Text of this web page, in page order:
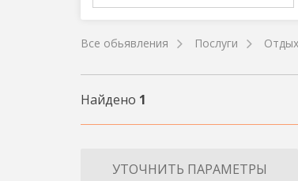
Все обьявления Послуги
Найдено 1
УТОЧНИТЬ ПАРАМЕТРЫ